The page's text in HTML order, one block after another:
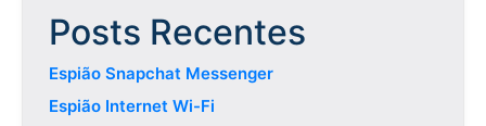
Posts Recentes
Espião Snapchat Messenger
Espião Internet Wi-Fi